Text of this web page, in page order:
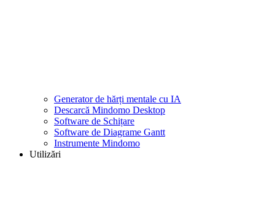
Generator de hărți mentale cu IA
Descarcă Mindomo Desktop
Software de Schițare
Software de Diagrame Gantt
Instrumente Mindomo
Utilizări